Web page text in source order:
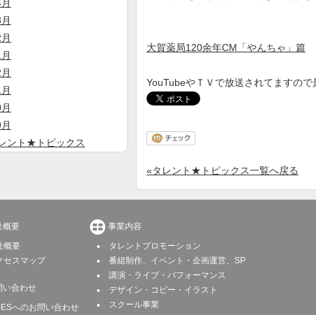
大賀薬局120余年CM「やんちゃ」篇
YouTubeやＴＶで放送されてますので
«タレント★トピックス一覧へ戻る
ント★トピックス
概要
概要
セスマップ
い合わせ
へのお問い合わせ
 事業内容
タレントプロモーション
番組制作、イベント・企画運営、SP
講演・ライブ・パフォーマンス
デザイン・コピー・イラスト
スクール事業